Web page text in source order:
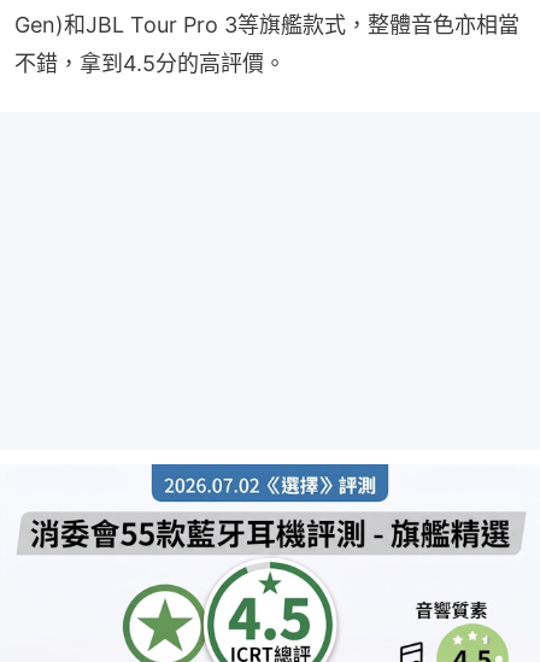
Gen)和JBL Tour Pro 3等旗艦款式，整體音色亦相當
不錯，拿到4.5分的高評價。